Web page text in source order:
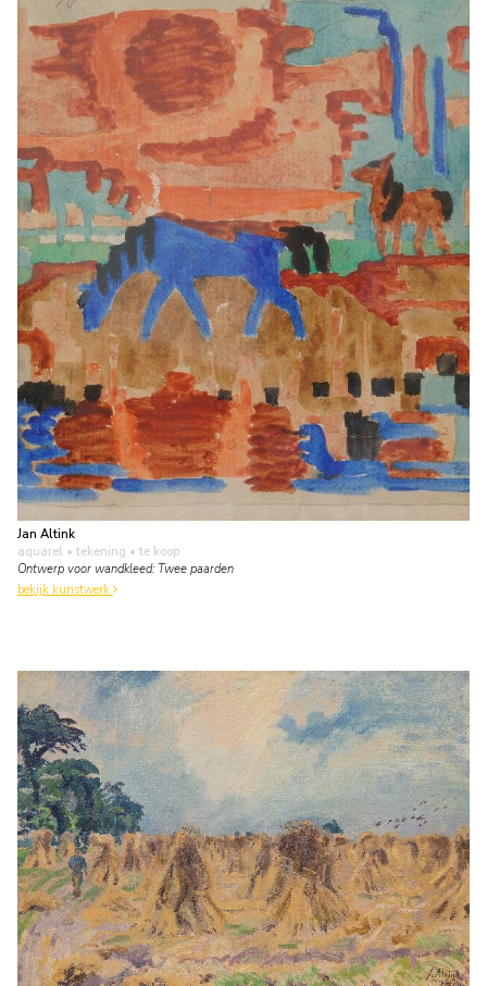
Jan Altink
aquarel • tekening • te koop
Ontwerp voor wandkleed: Twee paarden
bekijk kunstwerk